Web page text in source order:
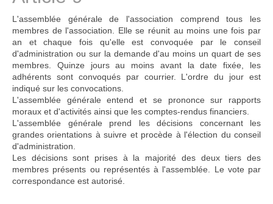
L'assemblée générale de l'association comprend tous les
membres de l'association. Elle se réunit au moins une fois par
an et chaque fois qu'elle est convoquée par le conseil
d'administration ou sur la demande d'au moins un quart de ses
membres. Quinze jours au moins avant la date fixée, les
adhérents sont convoqués par courrier. L'ordre du jour est
indiqué sur les convocations.
L'assemblée générale entend et se prononce sur rapports
moraux et d'activités ainsi que les comptes-rendus financiers.
L'assemblée générale prend les décisions concernant les
grandes orientations à suivre et procède à l'élection du conseil
d'administration.
Les décisions sont prises à la majorité des deux tiers des
membres présents ou représentés à l'assemblée. Le vote par
correspondance est autorisé.